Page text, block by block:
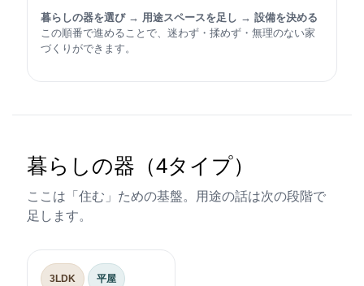
暮らしの器を選び → 用途スペースを足し → 設備を決める
この順番で進めることで、迷わず・揉めず・無理のない家
づくりができます。
暮らしの器（4タイプ）
ここは「住む」ための基盤。用途の話は次の段階で
足します。
3LDK 平屋